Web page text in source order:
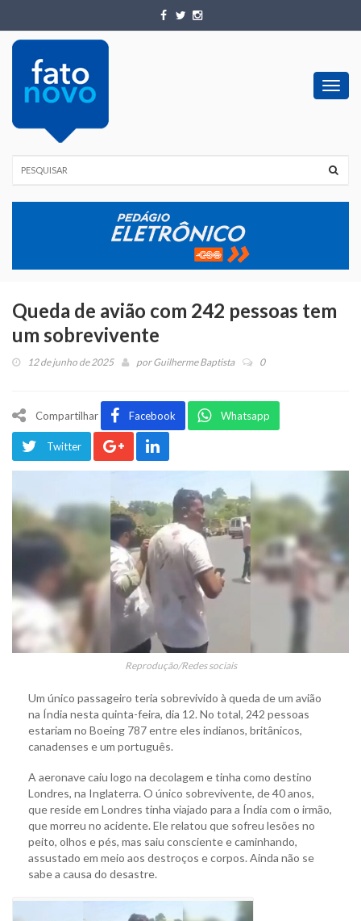
Queda de avião com 242 pessoas tem
um sobrevivente
12 de junho de 2025 porGuilherme Baptista 0
Compartilhar Facebook Whatsapp
Twitter
Reprodução/Redes sociais
Um único passageiro teria sobrevivido à queda de um avião
na Índia nesta quinta-feira, dia 12. No total, 242 pessoas
estariam no Boeing 787 entre eles indianos, britânicos,
canadenses e um português.
A aeronave caiu logo na decolagem e tinha como destino
Londres, na Inglaterra. O único sobrevivente, de 40 anos,
que reside em Londres tinha viajado para a Índia com o irmão,
que morreu no acidente. Ele relatou que sofreu lesões no
peito, olhos e pés, mas saiu consciente e caminhando,
assustado em meio aos destroços e corpos. Ainda não se
sabe a causa do desastre.